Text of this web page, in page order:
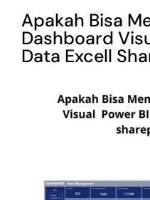
Apakah Bisa
Dashboard
Data Excell